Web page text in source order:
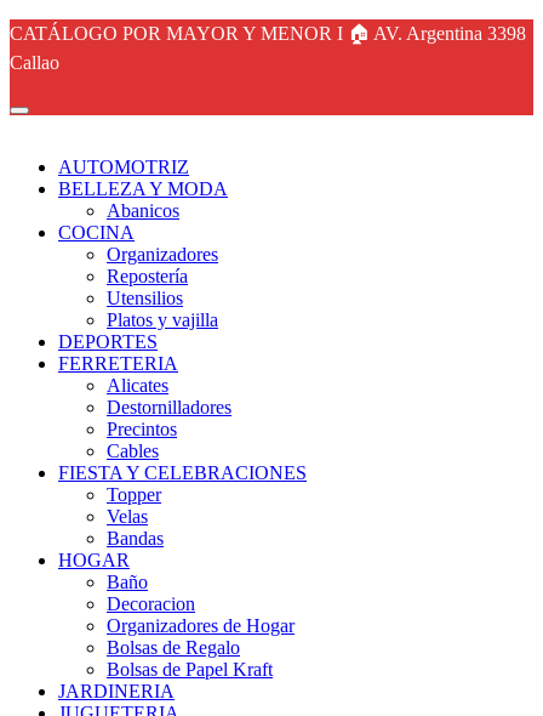
CATÁLOGO POR MAYOR Y MENOR I 🏠 AV. Argentina 3398
Callao
AUTOMOTRIZ
BELLEZA Y MODA
Abanicos
COCINA
Organizadores
Repostería
Utensilios
Platos y vajilla
DEPORTES
FERRETERIA
Alicates
Destornilladores
Precintos
Cables
FIESTA Y CELEBRACIONES
Topper
Velas
Bandas
HOGAR
Baño
Decoracion
Organizadores de Hogar
Bolsas de Regalo
Bolsas de Papel Kraft
JARDINERIA